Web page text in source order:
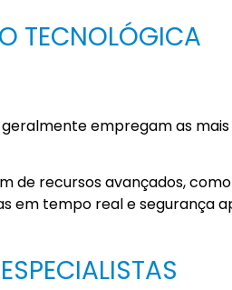
TECNOLÓGICA
empregam as
de recursos avançados,
em tempo real e segurança